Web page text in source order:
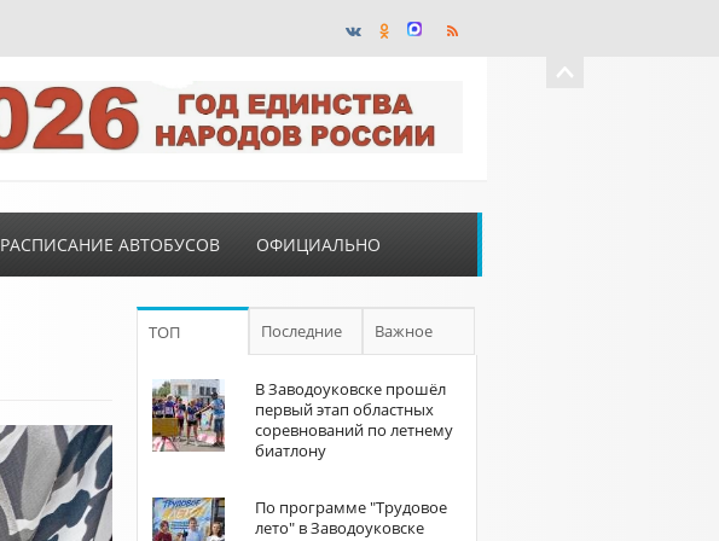
РАСПИСАНИЕ АВТОБУСОВ ОФИЦИАЛЬНО
ТОП Последние Важное
В Заводоуковске прошёл
первый этап областных
соревнований по летнему
биатлону
По программе "Трудовое
лето" в Заводоуковске